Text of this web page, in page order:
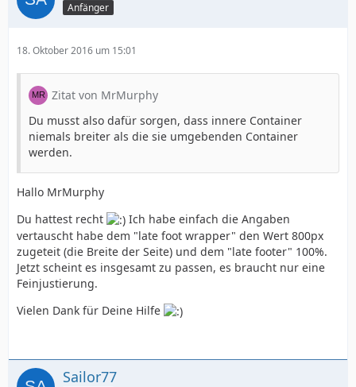
Anfänger
18. Oktober 2016 um 15:01
Zitat von MrMurphy
Du musst also dafür sorgen, dass innere Container
niemals breiter als die sie umgebenden Container
werden.
Hallo MrMurphy
Du hattest recht
Ich habe einfach die Angaben
vertauscht habe dem "late foot wrapper" den Wert 800px
zugeteit (die Breite der Seite) und dem "late footer" 100%.
Jetzt scheint es insgesamt zu passen, es braucht nur eine
Feinjustierung.
Vielen Dank für Deine Hilfe
Sailor77